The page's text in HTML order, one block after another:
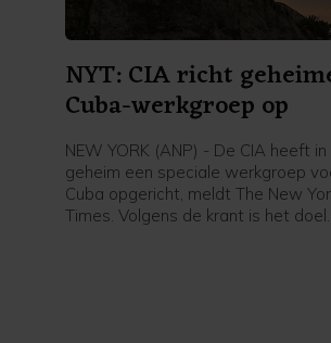
NYT: CIA richt
Cuba-werkgroep op
NEW YORK (ANP) - De CIA heeft
geheim een speciale werkgroep
Cuba opgericht, meldt The New
Times. Volgens de krant is het doel